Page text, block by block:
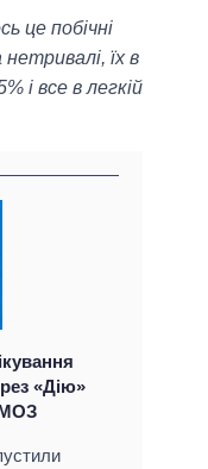
це побічні
їх в
і все в легкій
«Дію»
МОЗ